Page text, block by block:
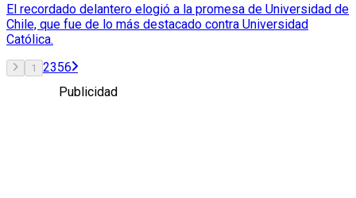
El recordado delantero elogió a la promesa de Universidad de
Chile, que fue de lo más destacado contra Universidad
Católica.
1 2356
Publicidad